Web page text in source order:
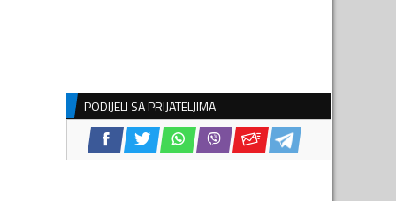
PODIJELI SA PRIJATELJIMA